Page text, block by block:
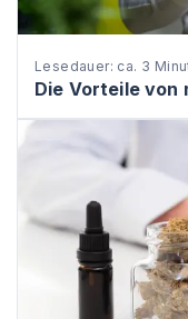
Lesedauer: ca. 3
Die Vorteile von